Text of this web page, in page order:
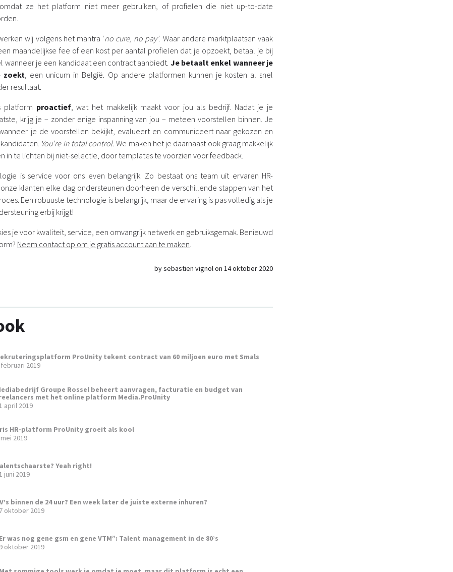
ze het platform niet meer gebruiken, of profielen die niet up-to-date
wij volgens het mantra ‘no cure, no pay’. Waar andere marktplaatsen vaak
maandelijkse fee of een kost per aantal profielen dat je opzoekt, betaal je bij
wanneer je een kandidaat een contract aanbiedt. Je betaalt enkel wanneer je
zoekt , een unicum in België. Op andere platformen kunnen je kosten al snel
resultaat.
platform proactief, wat het makkelijk maakt voor jou als bedrijf. Nadat je je
krijg je – zonder enige inspanning van jou – meteen voorstellen binnen. Je
je de voorstellen bekijkt, evalueert en communiceert naar gekozen en
You’re in total control. We maken het je daarnaast ook graag makkelijk
in te lichten bij niet-selectie, door templates te voorzien voor feedback.
is service voor ons even belangrijk. Zo bestaat ons team uit ervaren HR-
klanten elke dag ondersteunen doorheen de verschillende stappen van het
Een robuuste technologie is belangrijk, maar de ervaring is pas volledig als je
erbij krijgt!
je voor kwaliteit, service, een omvangrijk netwerk en gebruiksgemak. Benieuwd
Neem contact op om je gratis account aan te maken
by sebastien vignol on 14 oktober 2020
ProUnity tekent contract van 60 miljoen euro met Smals
2019
Groupe Rossel beheert aanvragen, facturatie en budget van
met het online platform Media.ProUnity
april 2019
HR-platform ProUnity groeit als kool
2019
Yeah right!
juni 2019
binnen de 24 uur? Een week later de juiste externe inhuren?
oktober 2019
was nog gene gsm en gene VTM”: Talent management in de 80’s
oktober 2019